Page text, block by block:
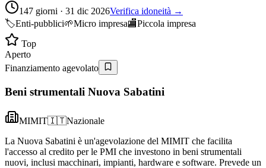
147 giorni · 31 dic 2026Verifica idoneità →
🏷️Enti-pubblici🌱Micro impresa🏬Piccola impresa
Top
Aperto
Finanziamento agevolato
Beni strumentali Nuova Sabatini
MIMIT🇮🇹Nazionale
La Nuova Sabatini è un'agevolazione del MIMIT che facilita
l'accesso al credito per le PMI che investono in beni strumentali
nuovi, inclusi macchinari, impianti, hardware e software. Prevede un